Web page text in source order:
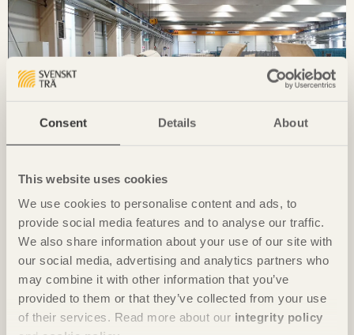
Consent Details About
This website uses cookies
We use cookies to personalise content and ads, to
provide social media features and to analyse our traffic.
We also share information about your use of our site with
our social media, advertising and analytics partners who
may combine it with other information that you’ve
provided to them or that they’ve collected from your use
of their services. Read more about our integrity policy
Extrema laster utmaning för klimatsmart vindkraft
Vindkraftstornpå Björkö avModvion